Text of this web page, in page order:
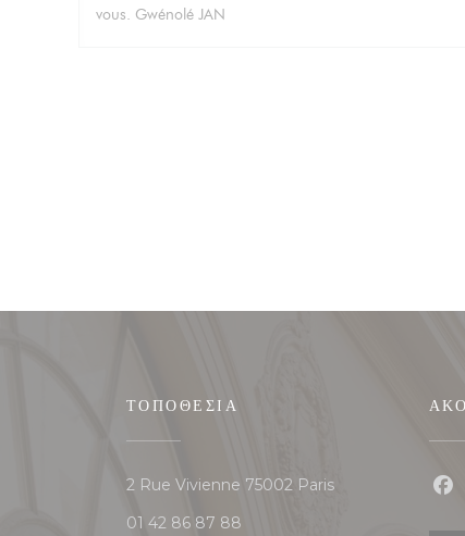
vous. Gwénolé JAN
ΤΟΠΟΘΕΣΊΑ
2 Rue Vivienne 75002 Paris((ανοίγει σε νέο
01 42 86 87 88